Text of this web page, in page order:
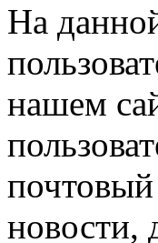
На
нашем
новости,